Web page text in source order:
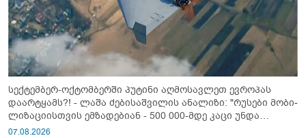
სექტემბერ-ოქტომბერში პუტინი აღმოსავლეთ ევროპას
დაარტყამს?! - ლაშა ძებისაშვილის ანალიზი: "რუსები მობი­
ლიზაციისთვის ემზადებიან - 500 000-მდე კაცი უნდა
გაიწვიონ ომში"
07.08.2026